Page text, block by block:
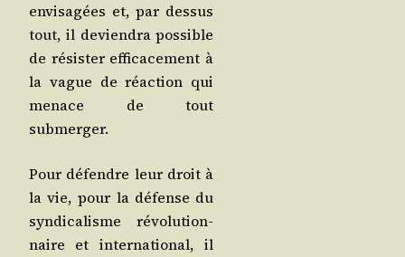
envi­sa­gées et, par des­sus
tout, il devien­dra pos­sible
de résis­ter effi­ca­ce­ment à
la vague de réac­tion qui
menace de tout
submerger.
Pour défendre leur droit à
la vie, pour la défense du
syn­di­ca­lisme révo­lu­tion­
naire et inter­na­tio­nal, il